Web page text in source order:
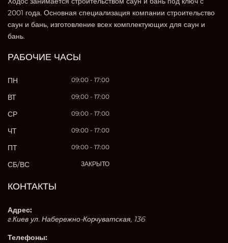
2001 года. Основная специализация компании строительство
саун и бань, изготовление всех комплектующих для саун и
бань.
РАБОЧИЕ ЧАСЫ
ПН 09:00 - 17:00
ВТ 09:00 - 17:00
СР 09:00 - 17:00
ЧТ 09:00 - 17:00
ПТ 09:00 - 17:00
СБ/ВС ЗАКРЫТО
КОНТАКТЫ
Адрес:
г.Киев ул. Набережно-Корчуватская, 136
Телефоны: